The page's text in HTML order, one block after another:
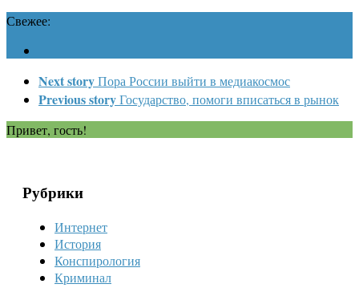
Свежее:
Next storyПора России выйти в медиакосмос
Previous storyГосударство, помоги вписаться в рынок
Привет, гость!
Рубрики
Интернет
История
Конспирология
Криминал